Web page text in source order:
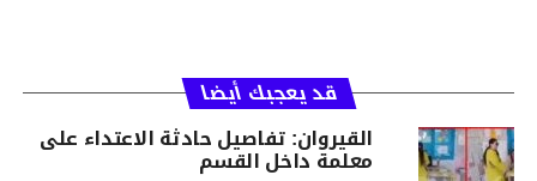
قد يعجبك أيضا
القيروان: تفاصيل حادثة الاعتداء على
معلمة داخل القسم